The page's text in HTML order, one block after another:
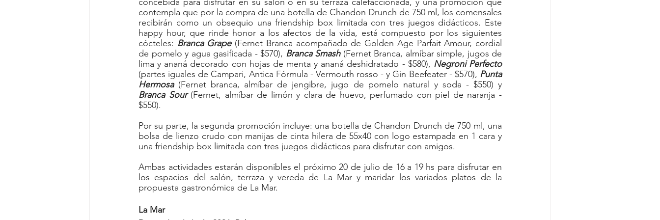
contempla que por la compra de una botella de Chandon Drunch de 750 ml, los comensales
recibirán como un obsequio una friendship box limitada con tres juegos didácticos. Este
happy hour, que rinde honor a los afectos de la vida, está compuesto por los siguientes
cócteles: Branca Grape (Fernet Branca acompañado de Golden Age Parfait Amour, cordial
de pomelo y agua gasificada - $570), Branca Smash (Fernet Branca, almíbar simple, jugos de
lima y ananá decorado con hojas de menta y ananá deshidratado - $580), Negroni Perfecto
(partes iguales de Campari, Antica Fórmula - Vermouth rosso - y Gin Beefeater - $570), Punta
Hermosa
Branca Sour (Fernet, almíbar de limón y clara de huevo, perfumado con piel de naranja -
$550).
Por su parte, la segunda promoción incluye: una botella de Chandon Drunch de 750 ml, una
bolsa de lienzo crudo con manijas de cinta hilera de 55x40 con logo estampada en 1 cara y
una friendship box limitada con tres juegos didácticos para disfrutar con amigos.
Ambas actividades estarán disponibles el próximo 20 de julio de 16 a 19 hs para disfrutar en
los espacios del salón, terraza y vereda de La Mar y maridar los variados platos de la
propuesta gastronómica de La Mar.
La Mar